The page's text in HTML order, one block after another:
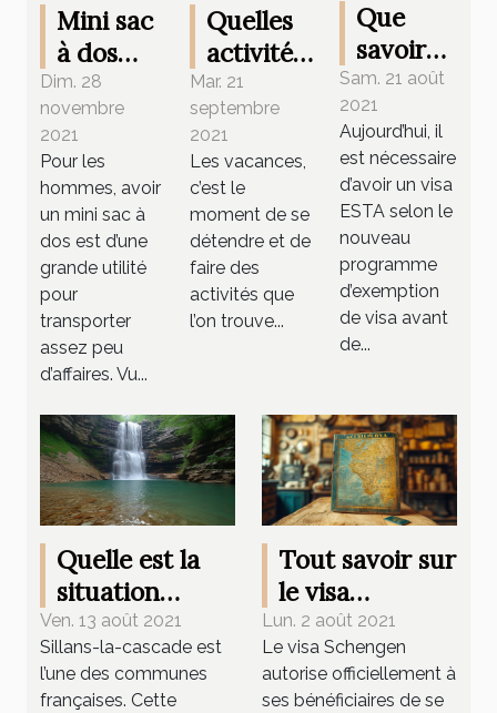
Mini sac
à dos
homme :
top deux
des
meilleurs
modèles
2020
Dim. 28
novembre
2021
Pour les
hommes, avoir
un mini sac à
dos est d’une
grande utilité
pour
transporter
assez peu
d’affaires. Vu...
Quelles
activités
pour les
vacances
?
Mar. 21
septembre
2021
Les vacances,
c’est le
moment de se
détendre et de
faire des
activités que
l’on trouve...
Que
savoir
sur le
visa
ESTA
Sam. 21 août
2021
Aujourd’hui, il
est nécessaire
d’avoir un visa
ESTA selon le
nouveau
programme
d’exemption
de visa avant
de...
Quelle est la
situation
géographique
de la cascade
de Sillans ?
Ven. 13 août 2021
Sillans-la-cascade est
l’une des communes
françaises. Cette
Tout savoir sur
le visa
Schengen
Lun. 2 août 2021
Le visa Schengen
autorise officiellement à
ses bénéficiaires de se